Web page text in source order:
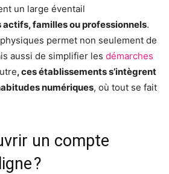
un large éventail
actifs, familles ou professionnels.
physiques permet non seulement de
aussi de simplifier les démarches
, ces établissements s’intègrent
numériques, où tout se fait
un compte
?